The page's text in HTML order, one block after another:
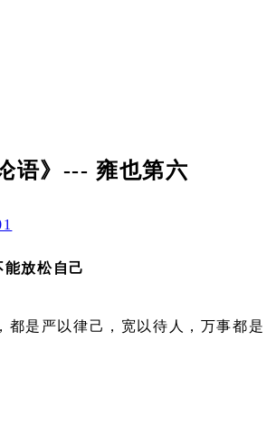
语》--- 雍也第六
放松自己
都是严以律己，宽以待人，万事都是